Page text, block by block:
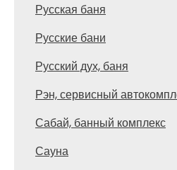
Русская баня
Русские бани
Русский дух, баня
Рэн, сервисный
Сабай, банный комплекс
Сауна